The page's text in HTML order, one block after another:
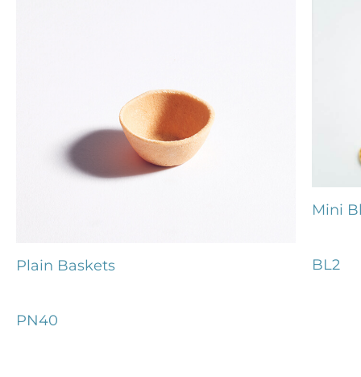
Plain Baskets
PN40
Mini
BL2